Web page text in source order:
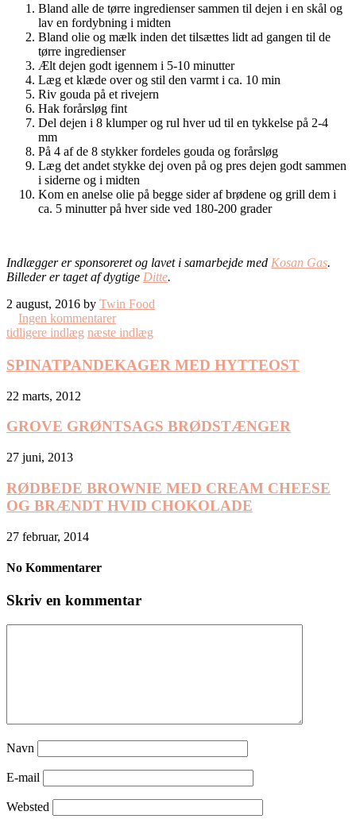
Bland alle de tørre ingredienser sammen til dejen i en skål og
lav en fordybning i midten
Bland olie og mælk inden det tilsættes lidt ad gangen til de
tørre ingredienser
Ælt dejen godt igennem i 5-10 minutter
Læg et klæde over og stil den varmt i ca. 10 min
Riv gouda på et rivejern
Hak forårsløg fint
Del dejen i 8 klumper og rul hver ud til en tykkelse på 2-4
mm
På 4 af de 8 stykker fordeles gouda og forårsløg
Læg det andet stykke dej oven på og pres dejen godt sammen
i siderne og i midten
Kom en anelse olie på begge sider af brødene og grill dem i
ca. 5 minutter på hver side ved 180-200 grader
Indlægger er sponsoreret og lavet i samarbejde med Kosan Gas.
Billeder er taget af dygtige Ditte.
2 august, 2016 by Twin Food
Ingen kommentarer
tidligere indlæg næste indlæg
SPINATPANDEKAGER MED HYTTEOST
22 marts, 2012
GROVE GRØNTSAGS BRØDSTÆNGER
27 juni, 2013
RØDBEDE BROWNIE MED CREAM CHEESE
OG BRÆNDT HVID CHOKOLADE
27 februar, 2014
No Kommentarer
Skriv en kommentar
Navn
E-mail
Websted